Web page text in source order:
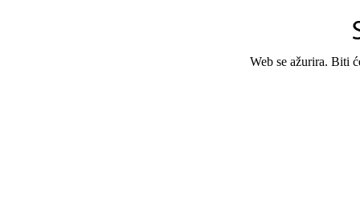
Web se ažurira. Biti